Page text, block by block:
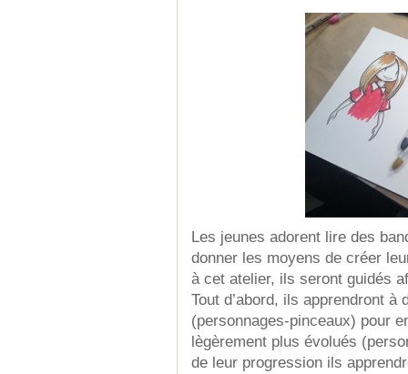
Les jeunes adorent lire des
donner les moyens de créer
à cet atelier, ils seront guidés
Tout d’abord, ils apprendront
(personnages-pinceaux) pour
lègèrement plus évolués
de leur progression ils